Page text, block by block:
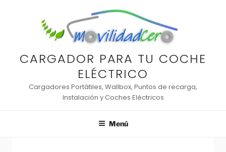
CARGADOR PARA TU COCHE
ELÉCTRICO
Cargadores Portátiles, Wallbox, Puntos de recarga,
Instalación y Coches Eléctricos
Menú